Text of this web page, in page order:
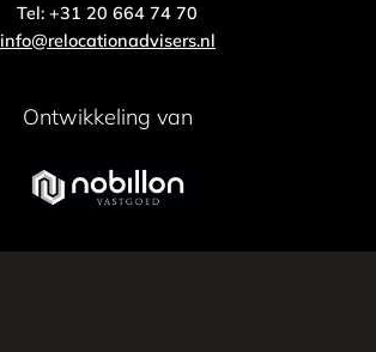
Tel: +31 20 664 74 70
info@relocationadvisers.nl
Ontwikkeling van